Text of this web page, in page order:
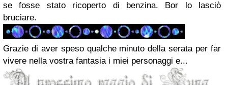
se fosse stato ricoperto di benzina. Bor lo lasciò
bruciare.
Grazie di aver speso qualche minuto della serata per far
vivere nella vostra fantasia i miei personaggi e...